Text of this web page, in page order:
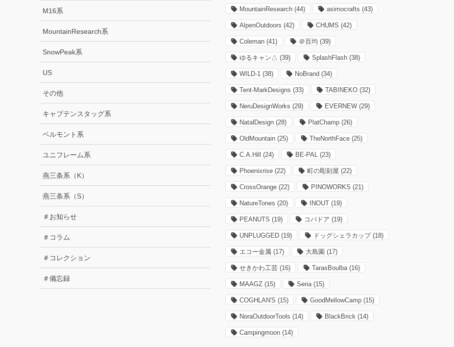
M16系
MountainResearch系
SnowPeak系
US
その他
キャプテンスタッグ系
ベルモント系
ユニフレーム系
燕三条系（K）
燕三条系（S）
＃お知らせ
＃コラム
＃コレクション
＃備忘録
MountainResearch (44) asimocrafts (43)
AlpenOutdoors (42) CHUMS (42)
Coleman (41) ＠百均 (39)
ゆるキャン△ (39) SplashFlash (38)
WILD-1 (38) NoBrand (34)
Tent-MarkDesigns (33) TABINEKO (32)
NeruDesignWorks (29) EVERNEW (29)
NatalDesign (28) PlatChamp (26)
OldMountain (25) TheNorthFace (25)
C.A.Hill (24) BE-PAL (23)
Phoenixrise (22) 町の彫刻屋 (22)
CrossOrange (22) PINOWORKS (21)
NatureTones (20) INOUT (19)
PEANUTS (19) コパドア (19)
UNPLUGGED (19) ドッグシェラカップ(18)
エコー金属 (17) 大島園 (17)
せきかわ工芸 (16) TarasBoulba(16)
MAAGZ (15) Seria(15)
COGHLAN'S (15) GoodMellowCamp (15)
NoraOutdoorTools (14) BlackBrick (14)
Campingmoon (14)